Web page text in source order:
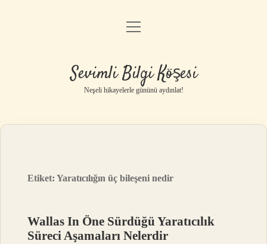
Anasayfa
Yasal Uyarı
menüyü
Sevimli Bilgi Köşesi
Neşeli hikayelerle gününü aydınlat!
Etiket:Yaratıcılığın üç bileşeni nedir
Wallas In Öne Sürdüğü Yaratıcılık
Süreci Aşamaları Nelerdir